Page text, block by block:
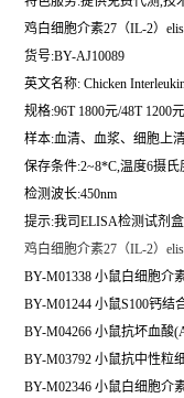
鸡白细胞介素27（IL-2）
货号:BY-AJ10089
英文名称: Chicken
规格:96T 1800元/48T 1200元
样本:血清、血浆、细胞上
保存条件:2~8*C,温度6摄氏
检测波长:450nm
提示:我司ELISA检测试剂
鸡白细胞介素27（IL-2）
BY-M01338 小鼠白细胞介
BY-M01244 小鼠S100钙结
BY-M04266 小鼠抗坏血酸
BY-M03792 小鼠抗中性粒
BY-M02346 小鼠白细胞介